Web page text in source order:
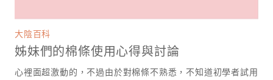
大陰百科
姊妹們的棉條使用心得與討論
心裡面超激動的，不過由於對棉條不熟悉，不知道初學者試用